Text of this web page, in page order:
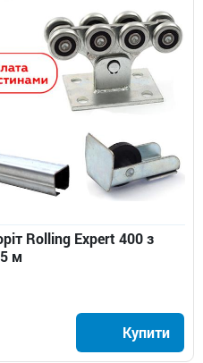
Rolling Expert 400 з
м
Купити